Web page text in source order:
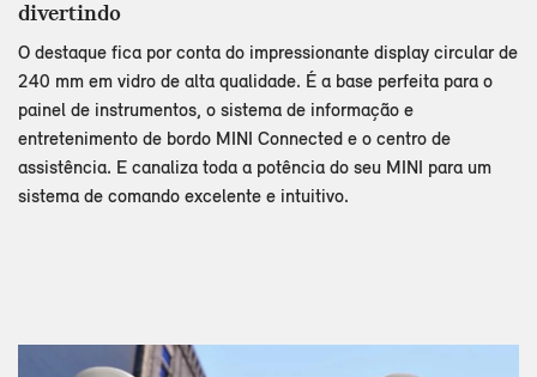
divertindo
O destaque fica por conta do impressionante display circular de
240 mm em vidro de alta qualidade. É a base perfeita para o
painel de instrumentos, o sistema de informação e
entretenimento de bordo MINI Connected e o centro de
assistência. E canaliza toda a potência do seu MINI para um
sistema de comando excelente e intuitivo.